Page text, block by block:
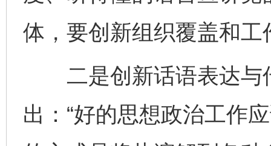
体，要创新组织覆盖和
二是创新话语表达与
出：“好的思想政治工作